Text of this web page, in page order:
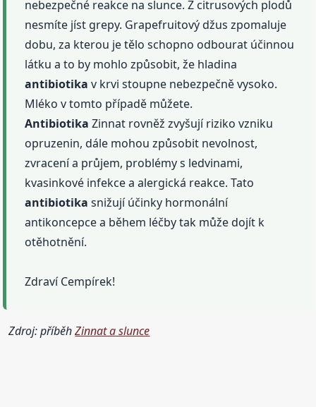
nebezpečné reakce na slunce. Z citrusových plodů
nesmíte jíst grepy. Grapefruitový džus zpomaluje
dobu, za kterou je tělo schopno odbourat účinnou
látku a to by mohlo způsobit, že hladina
antibiotika v krvi stoupne nebezpečně vysoko.
Mléko v tomto případě můžete.
Antibiotika Zinnat rovněž zvyšují riziko vzniku
opruzenin, dále mohou způsobit nevolnost,
zvracení a průjem, problémy s ledvinami,
kvasinkové infekce a alergická reakce. Tato
antibiotika snižují účinky hormonální
antikoncepce a během léčby tak může dojít k
otěhotnění.
Zdraví Cempírek!
Zdroj: příběhZinnat a slunce